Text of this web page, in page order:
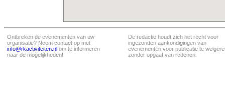
Ontbreken de evenementen van uw
organisatie? Neem contact op met
info@rkactiviteiten.nl om te informeren
naar de mogelijkheden!
De redactie houdt zich het recht voor
ingezonden aankondigingen van
evenementen voor publicatie te
zonder opgaaf van redenen.